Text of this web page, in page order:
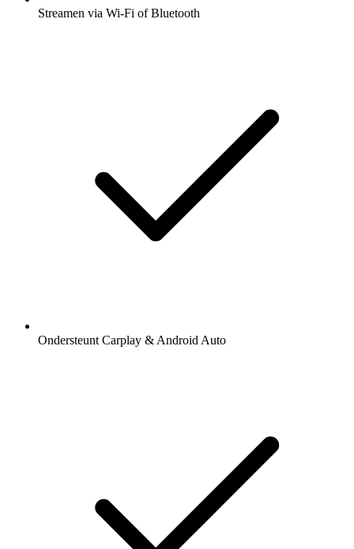
Streamen via Wi-Fi of Bluetooth
Ondersteunt Carplay & Android Auto